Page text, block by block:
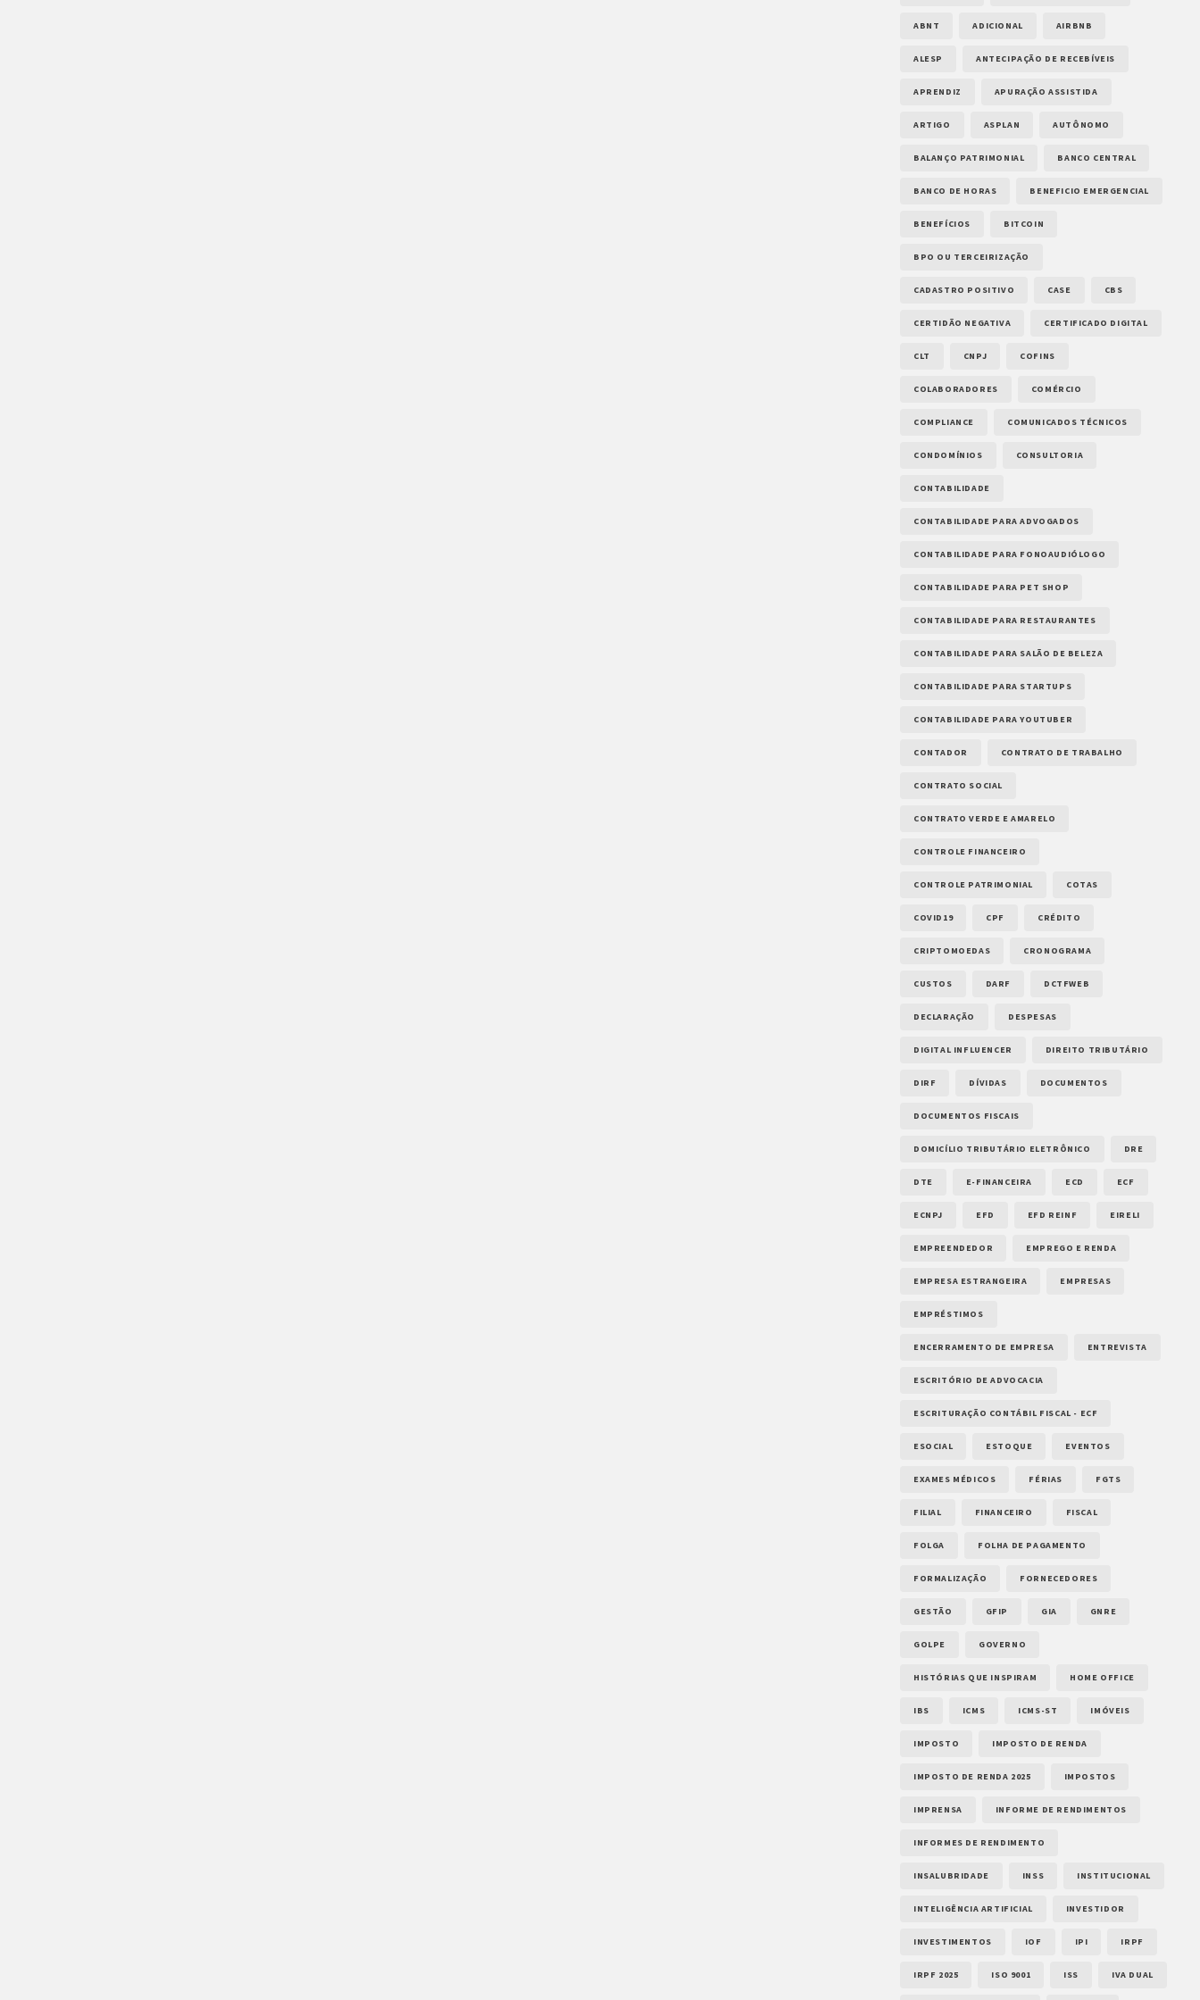
ABNT ADICIONAL AIRBNB
ALESP ANTECIPAÇÃO DE RECEBÍVEIS
APRENDIZ APURAÇÃO ASSISTIDA
ARTIGO ASPLAN AUTÔNOMO
BALANÇO PATRIMONIAL BANCO CENTRAL
BANCO DE HORAS BENEFICIO EMERGENCIAL
BENEFÍCIOS BITCOIN
BPO OU TERCEIRIZAÇÃO
CADASTRO POSITIVO CASE CBS
CERTIDÃO NEGATIVA CERTIFICADO DIGITAL
CLT CNPJ COFINS
COLABORADORES COMÉRCIO
COMPLIANCE COMUNICADOS TÉCNICOS
CONDOMÍNIOS CONSULTORIA
CONTABILIDADE
CONTABILIDADE PARA ADVOGADOS
CONTABILIDADE PARA FONOAUDIÓLOGO
CONTABILIDADE PARA PET SHOP
CONTABILIDADE PARA RESTAURANTES
CONTABILIDADE PARA SALÃO DE BELEZA
CONTABILIDADE PARA STARTUPS
CONTABILIDADE PARA YOUTUBER
CONTADOR CONTRATO DE TRABALHO
CONTRATO SOCIAL
CONTRATO VERDE E AMARELO
CONTROLE FINANCEIRO
CONTROLE PATRIMONIAL COTAS
COVID19 CPF CRÉDITO
CRIPTOMOEDAS CRONOGRAMA
CUSTOS DARF DCTFWEB
DECLARAÇÃO DESPESAS
DIGITAL INFLUENCER DIREITO TRIBUTÁRIO
DIRF DÍVIDAS DOCUMENTOS
DOCUMENTOS FISCAIS
DOMICÍLIO TRIBUTÁRIO ELETRÔNICO DRE
DTE E-FINANCEIRA ECD ECF
ECNPJ EFD EFD REINF EIRELI
EMPREENDEDOR EMPREGO E RENDA
EMPRESA ESTRANGEIRA EMPRESAS
EMPRÉSTIMOS
ENCERRAMENTO DE EMPRESA ENTREVISTA
ESCRITÓRIO DE ADVOCACIA
ESCRITURAÇÃO CONTÁBIL FISCAL - ECF
ESOCIAL ESTOQUE EVENTOS
EXAMES MÉDICOS FÉRIAS FGTS
FILIAL FINANCEIRO FISCAL
FOLGA FOLHA DE PAGAMENTO
FORMALIZAÇÃO FORNECEDORES
GESTÃO GFIP GIA GNRE
GOLPE GOVERNO
HISTÓRIAS QUE INSPIRAM HOME OFFICE
IBS ICMS ICMS-ST IMÓVEIS
IMPOSTO IMPOSTO DE RENDA
IMPOSTO DE RENDA 2025 IMPOSTOS
IMPRENSA INFORME DE RENDIMENTOS
INFORMES DE RENDIMENTO
INSALUBRIDADE INSS INSTITUCIONAL
INTELIGÊNCIA ARTIFICIAL INVESTIDOR
INVESTIMENTOS IOF IPI IRPF
IRPF 2025 ISO 9001 ISS IVA DUAL